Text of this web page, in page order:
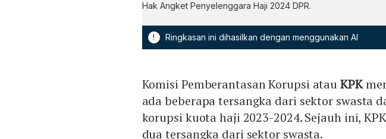
Hak Angket Penyelenggara Haji 2024 DPR.
! Ringkasan ini dihasilkan dengan menggunakan AI
Komisi Pemberantasan Korupsi atauKPK
ada beberapa tersangka dari sektor swasta
korupsi kuota haji 2023-2024. Sejauh ini,
dua tersangka dari sektor swasta.